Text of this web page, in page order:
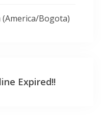
(America/Bogota)
Expired!!